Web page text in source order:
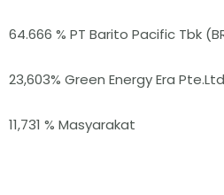
64.666 % PT Barito Pacific Tbk
23,603% Green Energy Era Pte.Ltd
11,731 % Masyarakat